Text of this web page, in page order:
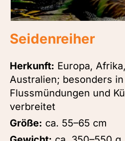
Seidenreiher
Herkunft: Europa,
Australien; besonders
Flussmündungen und
verbreitet
Größe: ca. 55–65 cm